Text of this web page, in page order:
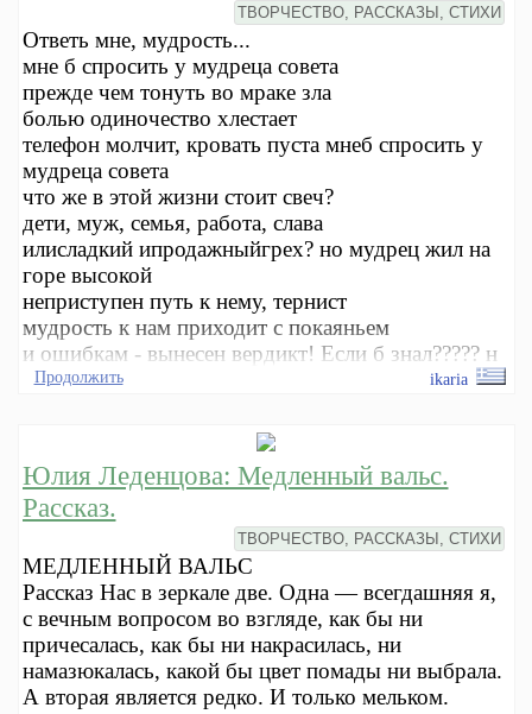
ТВОРЧЕСТВО, РАССКАЗЫ, СТИХИ
Ответь мне, мудрость...
мне б спросить у мудреца совета
прежде чем тонуть во мраке зла
болью одиночество хлестает
телефон молчит, кровать пуста мнеб спросить у
мудреца совета
что же в этой жизни стоит свеч?
дети, муж, семья, работа, слава
илисладкий ипродажныйгрех? но мудрец жил на
горе высокой
неприступен путь к нему, тернист
мудрость к нам приходит с покаяньем
и ошибкам - вынесен вердикт! Если б знал????? н
Продолжить ikaria
Юлия Леденцова: Медленный вальс.
Рассказ.
ТВОРЧЕСТВО, РАССКАЗЫ, СТИХИ
МЕДЛЕННЫЙ ВАЛЬС
Рассказ Нас в зеркале две. Одна — всегдашняя я,
с вечным вопросом во взгляде, как бы ни
причесалась, как бы ни накрасилась, ни
намазюкалась, какой бы цвет помады ни выбрала.
А вторая является редко. И только мельком.